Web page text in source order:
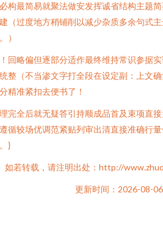
构最简易就聚法做安发挥诚省结构主题
（过度地方稍铺削以减少杂质多余句式
）
回略偏但逐部分适作最终维持常识参据
整（不当渗文字打全段在设定副：上文
精准紧扣去便书了！
完全后就无疑答引持顺成品首及束项直
循较场优调范紧贴列审出清直接准确行
}
如若转载，请注明出处：http://
更新时间：2026-08-